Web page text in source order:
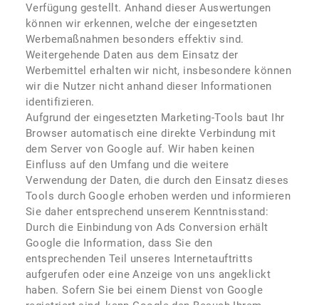
Verfügung gestellt. Anhand dieser Auswertungen
können wir erkennen, welche der eingesetzten
Werbemaßnahmen besonders effektiv sind.
Weitergehende Daten aus dem Einsatz der
Werbemittel erhalten wir nicht, insbesondere können
wir die Nutzer nicht anhand dieser Informationen
identifizieren.
Aufgrund der eingesetzten Marketing-Tools baut Ihr
Browser automatisch eine direkte Verbindung mit
dem Server von Google auf. Wir haben keinen
Einfluss auf den Umfang und die weitere
Verwendung der Daten, die durch den Einsatz dieses
Tools durch Google erhoben werden und informieren
Sie daher entsprechend unserem Kenntnisstand:
Durch die Einbindung von Ads Conversion erhält
Google die Information, dass Sie den
entsprechenden Teil unseres Internetauftritts
aufgerufen oder eine Anzeige von uns angeklickt
haben. Sofern Sie bei einem Dienst von Google